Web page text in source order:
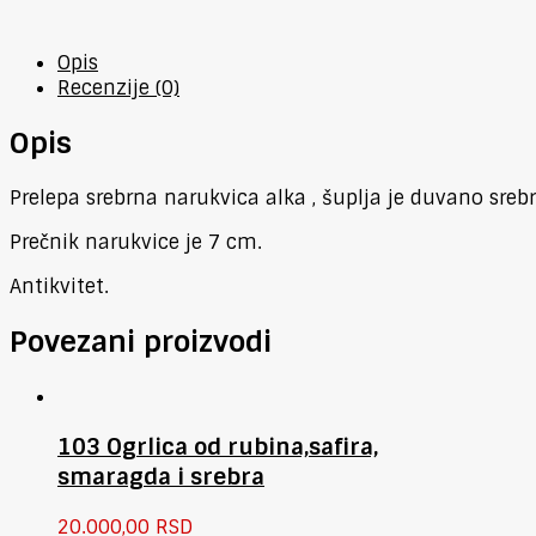
Opis
Recenzije (0)
Opis
Prelepa srebrna narukvica alka , šuplja je duvano
Prečnik narukvice je 7 cm.
Antikvitet.
Povezani proizvodi
103 Ogrlica od rubina,safira,
smaragda i srebra
20.000,00 RSD